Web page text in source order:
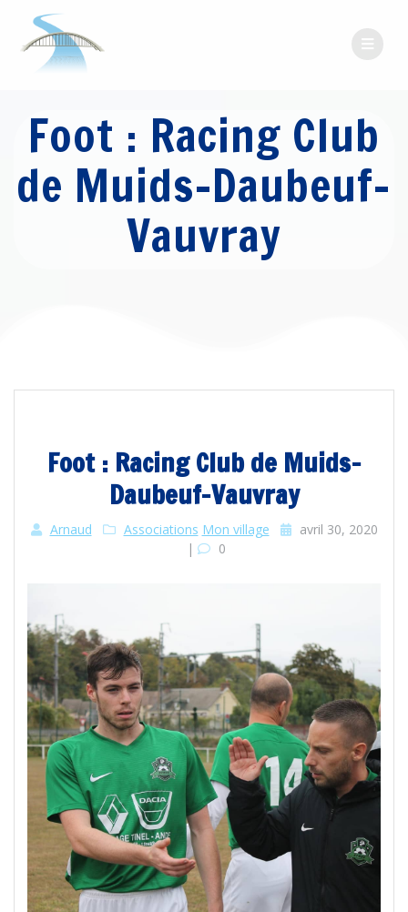
Foot : Racing Club
de Muids-Daubeuf-
Vauvray
Foot : Racing Club de Muids-
Daubeuf-Vauvray
Arnaud Associations Mon village
avril 30, 2020
|
0